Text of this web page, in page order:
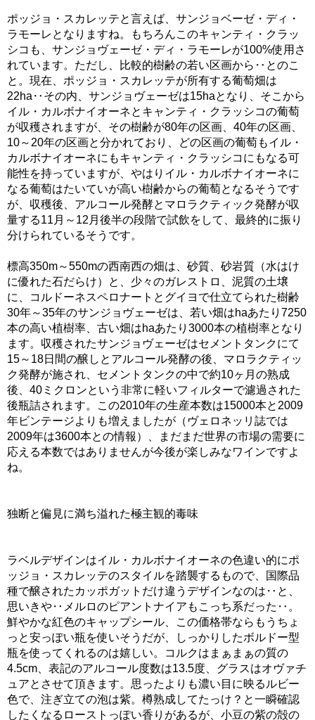
ポッジョ・スカレッテと言えば、サンジョベーゼ・ディ・
ラモーレとなりますね。もちろんこのキャンティ・クラッ
シコも、サンジョヴェーゼ・ディ・ラモーレが100%使用さ
れています。ただし、比較的樹齢の若い区画から‥とのこ
と。現在、ポッジョ・スカレッテが所有する葡萄畑は
22ha‥その内、サンジョヴェーゼは15haとなり、そこから
イル・カルボナイオーネとキャンティ・クラッシコの葡萄
が収穫されますが、その樹齢が80年の区画、40年の区画、
10～20年の区画と分かれており、どの区画の葡萄もイル・
カルボナイオーネにもキャンティ・クラッシコにもなる可
能性を持っていますが、やはりイル・カルボナイオーネに
なる葡萄はたいていが高い樹齢からの葡萄となるそうです
が、収穫後、アルコール発酵とマロラクティック発酵が収
量する11月～12月後半の段階で試飲をして、最終的に振り
分けられているそうです。
標高350m～550mの西南西の畑は、砂質、砂岩質（水はけ
に優れた石だらけ）と、少々のガレストロ、泥質の土壌
に、コルドーネスペロナートとグイヨで仕立てられた樹齢
30年～35年のサンジョヴェーゼは、若い畑はhaあたり7250
本の高い植樹率、古い畑はhaあたり3000本の植樹率となり
ます。収穫されたサンジョヴェーゼはセメントタンクにて
15～18日間の醸しとアルコール発酵の後、マロラクティッ
ク発酵が施され、セメントタンクの中で約10ヶ月の熟成
後、40ミクロンという非常に軽いフィルターで濾過された
後瓶詰されます。この2010年の生産本数は15000本と2009
年ビンテージよりも増えましたが（ヴェロネッリ誌では
2009年は3600本との情報）、まだまだ世界の市場の需要に
応える本数ではありませんが今後が楽しみなワインですよ
ね。
独断と偏見に満ち溢れた極主観的毒味
ラベルデザインはイル・カルボナイオーネの色違い的にポ
ッジョ・スカレッテのスタイルを踏襲するもので、国際品
種で醸されたカッポガットだけ違うデザインなのは‥と、
思いきや‥メルロのピアントナイアもこっち系だった‥。
鮮やかな紅色のキャップシール、この価格帯ならもうちょ
っと安っぽい瓶を使いそうだが、しっかりしたボルドー型
瓶を使ってくれるのは嬉しい。コルクはまぁまぁの質の
4.5cm、表記のアルコール度数は13.5度、グラスはオヴァチ
ュアとさせて頂きます。思ったよりも濃い目に映るルビー
色で、注ぎ立ての泡は紫。樽熟成してたっけ？と一瞬確認
したくなるローストっぽい香りがあるが、小豆の紫の殻の